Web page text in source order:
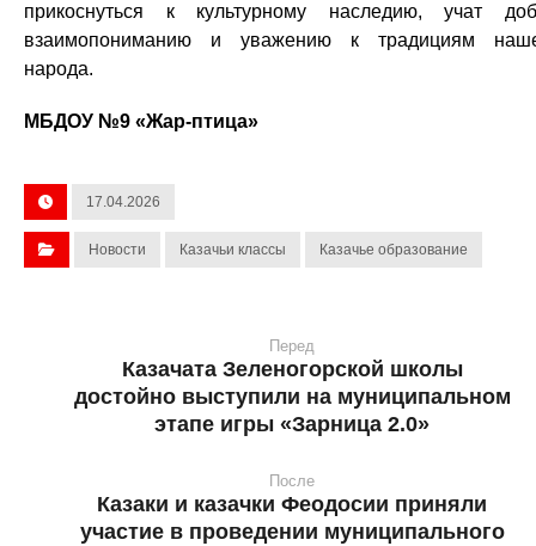
прикоснуться к культурному наследию, учат
взаимопониманию и уважению к традициям
народа.
МБДОУ №9 «Жар-птица»
17.04.2026
Новости Казачьи классы Казачье образование
Перед
Казачата Зеленогорской школы
достойно выступили на муниципальном
этапе игры «Зарница 2.0»
После
Казаки и казачки Феодосии приняли
участие в проведении муниципального